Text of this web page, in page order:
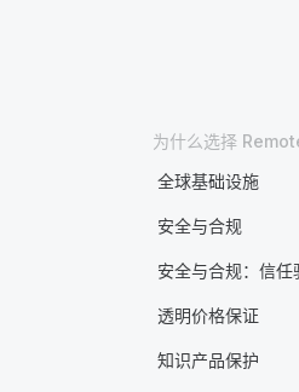
为什么选择
全球基础设施
安全与合规
安全与合规：信任
透明价格保证
知识产品保护